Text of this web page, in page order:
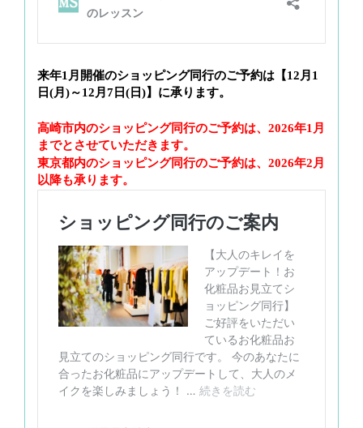
来年1月開催のショッピング同行のご予約は【12月1
日(月)～12月7日(日)】に承ります。
高崎市内のショッピング同行のご予約は、2026年1月
までとさせていただきます。
東京都内のショッピング同行のご予約は、2026年2月
以降も承ります。